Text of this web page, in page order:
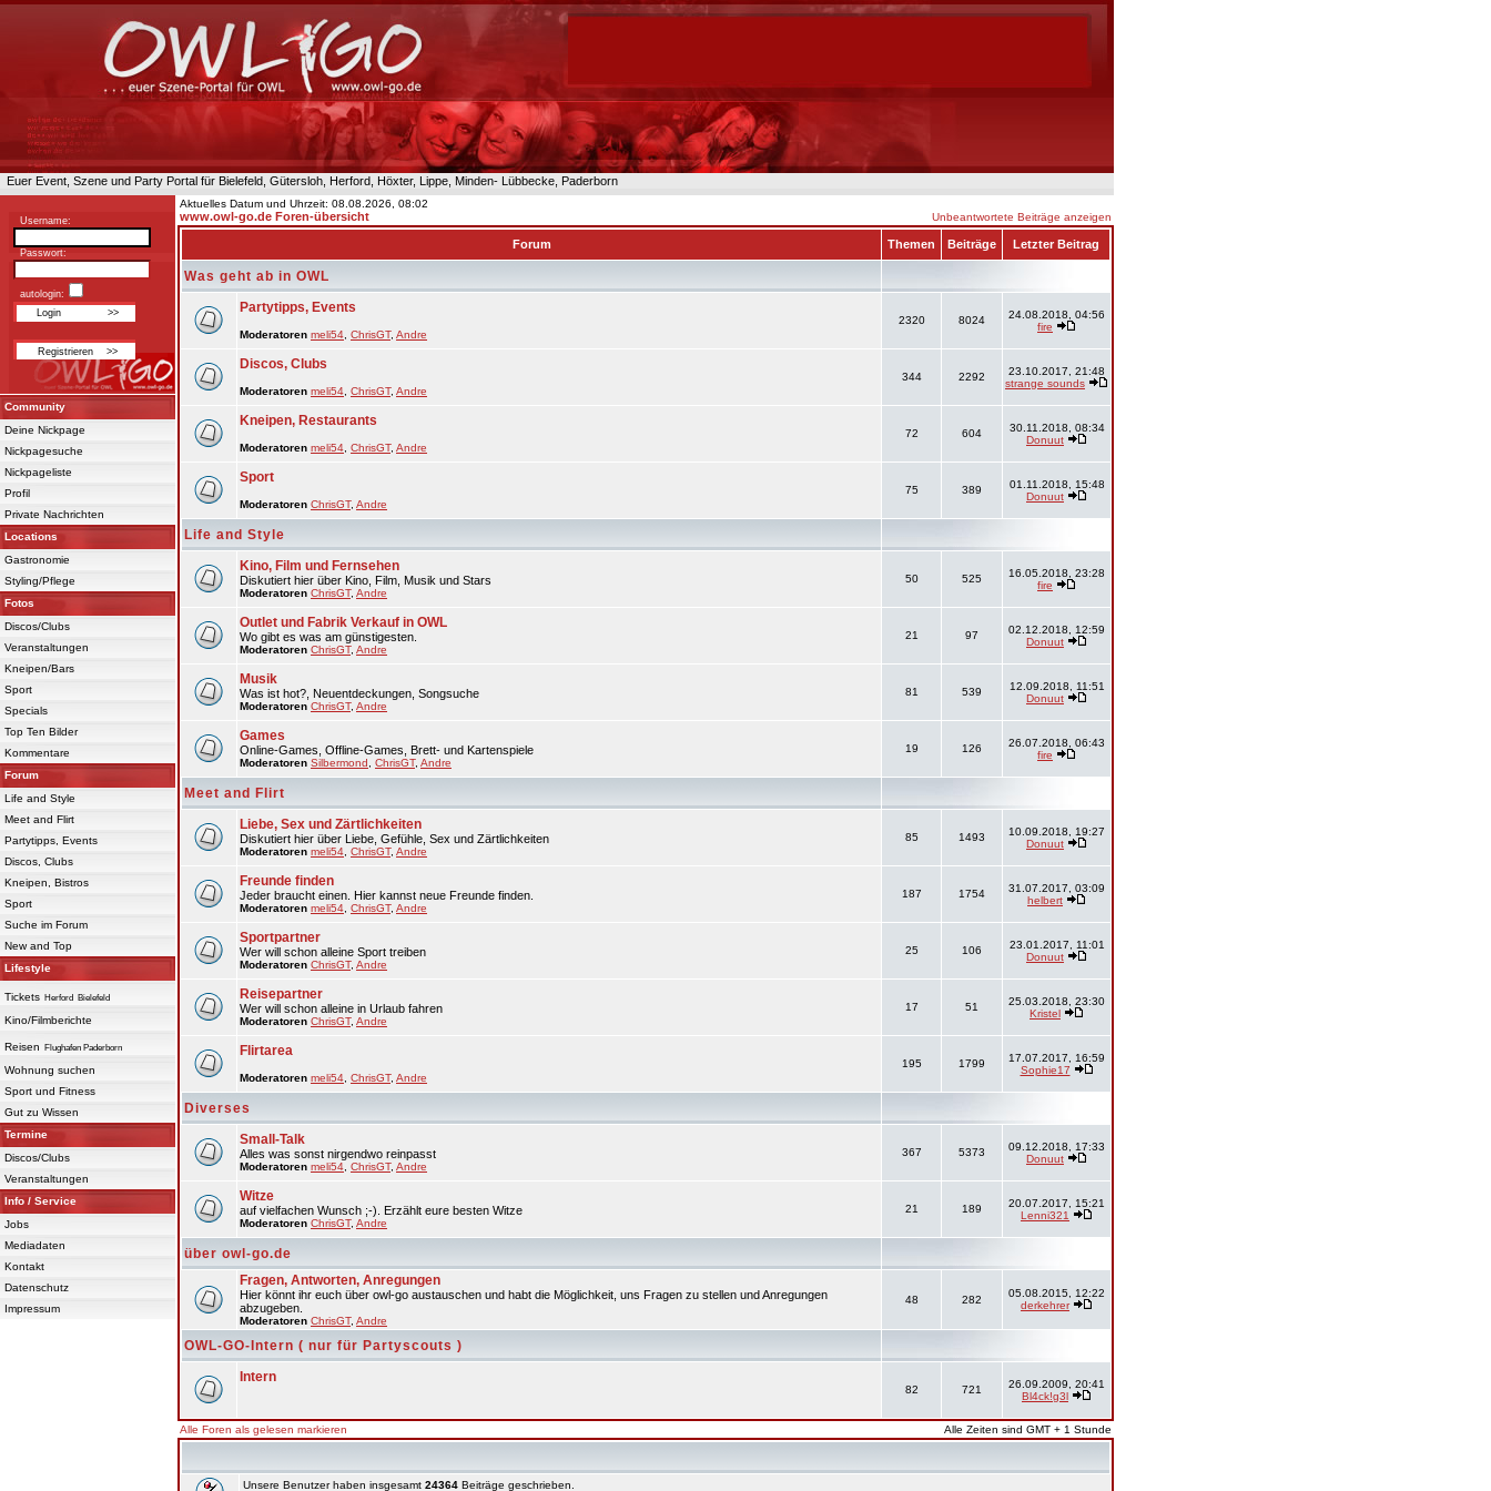
Euer Event, Szene und Party Portal für Bielefeld, Gütersloh, Herford, Höxter, Lippe, Minden- Lübbecke, Paderborn
Username:
Passwort:
autologin:
Community
Deine Nickpage
Nickpagesuche
Nickpageliste
Profil
Private Nachrichten
Locations
Gastronomie
Styling/Pflege
Fotos
Discos/Clubs
Veranstaltungen
Kneipen/Bars
Sport
Specials
Top Ten Bilder
Kommentare
Forum
Life and Style
Meet and Flirt
Partytipps, Events
Discos, Clubs
Kneipen, Bistros
Sport
Suche im Forum
New and Top
Lifestyle
Tickets Herford Bielefeld
Kino/Filmberichte
Reisen Flughafen Paderborn
Wohnung suchen
Sport und Fitness
Gut zu Wissen
Termine
Discos/Clubs
Veranstaltungen
Info / Service
Jobs
Mediadaten
Kontakt
Datenschutz
Impressum
Aktuelles Datum und Uhrzeit: 08.08.2026, 08:02
www.owl-go.de Foren-übersicht Unbeantwortete Beiträge anzeigen
Forum Themen Beiträge Letzter Beitrag
Was geht ab in OWL
Partytipps, Events
Moderatoren meli54 ChrisGT, Andre
2320 8024
24.08.2018, 04:56
fire
Discos, Clubs
Moderatoren meli54 ChrisGT, Andre
344 2292
23.10.2017, 21:48
strange sounds
Kneipen, Restaurants
Moderatoren meli54 ChrisGT, Andre
72 604
30.11.2018, 08:34
Donuut
Sport
Moderatoren ChrisGT, Andre
75 389
01.11.2018, 15:48
Donuut
Life and Style
Kino, Film und Fernsehen
Diskutiert hier über Kino, Film, Musik und Stars
Moderatoren ChrisGT, Andre
50 525
16.05.2018, 23:28
fire
Outlet und Fabrik Verkauf in OWL
Wo gibt es was am günstigesten.
Moderatoren ChrisGT, Andre
21 97
02.12.2018, 12:59
Donuut
Musik
Was ist hot?, Neuentdeckungen, Songsuche
Moderatoren ChrisGT, Andre
81 539
12.09.2018, 11:51
Donuut
Games
Online-Games, Offline-Games, Brett- und Kartenspiele
Moderatoren Silbermond ChrisGT, Andre
19 126
26.07.2018, 06:43
fire
Meet and Flirt
Liebe, Sex und Zärtlichkeiten
Diskutiert hier über Liebe, Gefühle, Sex und Zärtlichkeiten
Moderatoren meli54 ChrisGT, Andre
85 1493
10.09.2018, 19:27
Donuut
Freunde finden
Jeder braucht einen. Hier kannst neue Freunde finden.
Moderatoren meli54 ChrisGT, Andre
187 1754
31.07.2017, 03:09
helbert
Sportpartner
Wer will schon alleine Sport treiben
Moderatoren ChrisGT, Andre
25 106
23.01.2017, 11:01
Donuut
Reisepartner
Wer will schon alleine in Urlaub fahren
Moderatoren ChrisGT, Andre
17 51
25.03.2018, 23:30
Kristel
Flirtarea
Moderatoren meli54 ChrisGT, Andre
195 1799
17.07.2017, 16:59
Sophie17
Diverses
Small-Talk
Alles was sonst nirgendwo reinpasst
Moderatoren meli54 ChrisGT, Andre
367 5373
09.12.2018, 17:33
Donuut
Witze
auf vielfachen Wunsch ;-). Erzählt eure besten Witze
Moderatoren ChrisGT, Andre
21 189
20.07.2017, 15:21
Lenni321
über owl-go.de
Fragen, Antworten, Anregungen
Hier könnt ihr euch über owl-go austauschen und habt die Möglichkeit, uns Fragen zu stellen und Anregungen
abzugeben.
Moderatoren ChrisGT, Andre
48 282
05.08.2015, 12:22
derkehrer
OWL-GO-Intern ( nur für Partyscouts )
Intern
82 721
26.09.2009, 20:41
Bl4ck!g3l
Alle Foren als gelesen markieren Alle Zeiten sind GMT + 1 Stunde
Unsere Benutzer haben insgesamt 24364 Beiträge geschrieben.